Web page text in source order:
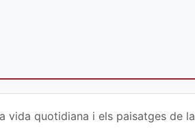
vida quotidiana i els paisatges de la